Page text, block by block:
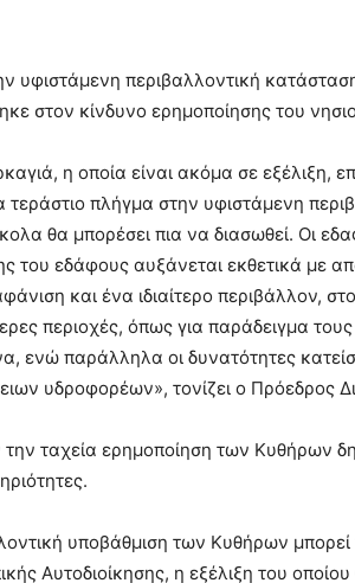
υφιστάμενη περιβαλλοντική
στον κίνδυνο ερημοποίησης του
η οποία είναι ακόμα σε εξέλιξη,
τεράστιο πλήγμα στην υφιστάμενη
θα μπορέσει πια να διασωθεί. Οι
του εδάφους αυξάνεται εκθετικά με
και ένα ιδιαίτερο περιβάλλον,
περιοχές, όπως για παράδειγμα
ενώ παράλληλα οι δυνατότητες
υδροφορέων», τονίζει ο Πρόεδρος
ταχεία ερημοποίηση των Κυθήρων
υποβάθμιση των Κυθήρων
Αυτοδιοίκησης, η εξέλιξη του